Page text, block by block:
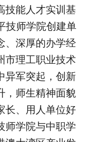
技能人才实训基
技师学院创建单
、深厚的办学经
市理工职业技术
异军突起，创新
，师生精神面貌
长、用人单位好
师学院与中职学